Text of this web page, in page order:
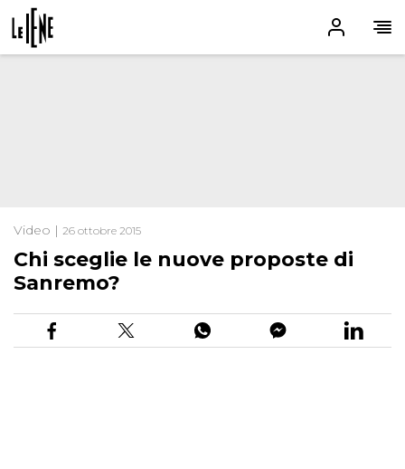
Video | 26 ottobre 2015
Chi sceglie le nuove proposte di
Sanremo?